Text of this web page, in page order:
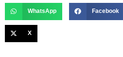
WhatsApp Facebook
X